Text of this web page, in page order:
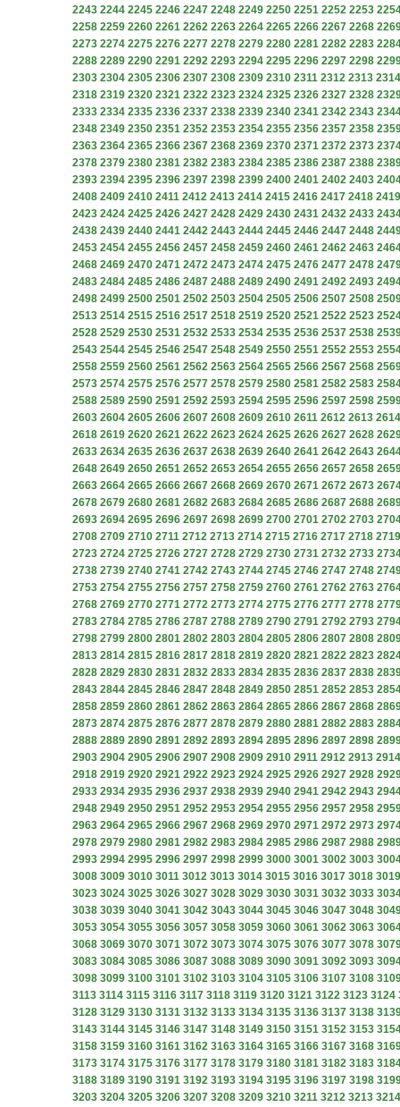
2243 2244 2245 2246 2247 2248 2249 2250 2251 2252 2253
2258 2259 2260 2261 2262 2263 2264 2265 2266 2267 2268
2273 2274 2275 2276 2277 2278 2279 2280 2281 2282 2283
2288 2289 2290 2291 2292 2293 2294 2295 2296 2297 2298
2303 2304 2305 2306 2307 2308 2309 2310 2311 2312 2313 2314
2318 2319 2320 2321 2322 2323 2324 2325 2326 2327 2328
2333 2334 2335 2336 2337 2338 2339 2340 2341 2342 2343
2348 2349 2350 2351 2352 2353 2354 2355 2356 2357 2358
2363 2364 2365 2366 2367 2368 2369 2370 2371 2372 2373
2378 2379 2380 2381 2382 2383 2384 2385 2386 2387 2388
2393 2394 2395 2396 2397 2398 2399 2400 2401 2402 2403
2408 2409 2410 2411 2412 2413 2414 2415 2416 2417 2418 2419
2423 2424 2425 2426 2427 2428 2429 2430 2431 2432 2433
2438 2439 2440 2441 2442 2443 2444 2445 2446 2447 2448
2453 2454 2455 2456 2457 2458 2459 2460 2461 2462 2463
2468 2469 2470 2471 2472 2473 2474 2475 2476 2477 2478
2483 2484 2485 2486 2487 2488 2489 2490 2491 2492 2493
2498 2499 2500 2501 2502 2503 2504 2505 2506 2507 2508
2513 2514 2515 2516 2517 2518 2519 2520 2521 2522 2523
2528 2529 2530 2531 2532 2533 2534 2535 2536 2537 2538
2543 2544 2545 2546 2547 2548 2549 2550 2551 2552 2553
2558 2559 2560 2561 2562 2563 2564 2565 2566 2567 2568
2573 2574 2575 2576 2577 2578 2579 2580 2581 2582 2583
2588 2589 2590 2591 2592 2593 2594 2595 2596 2597 2598
2603 2604 2605 2606 2607 2608 2609 2610 2611 2612 2613 2614
2618 2619 2620 2621 2622 2623 2624 2625 2626 2627 2628
2633 2634 2635 2636 2637 2638 2639 2640 2641 2642 2643
2648 2649 2650 2651 2652 2653 2654 2655 2656 2657 2658
2663 2664 2665 2666 2667 2668 2669 2670 2671 2672 2673
2678 2679 2680 2681 2682 2683 2684 2685 2686 2687 2688
2693 2694 2695 2696 2697 2698 2699 2700 2701 2702 2703
2708 2709 2710 2711 2712 2713 2714 2715 2716 2717 2718 2719
2723 2724 2725 2726 2727 2728 2729 2730 2731 2732 2733
2738 2739 2740 2741 2742 2743 2744 2745 2746 2747 2748
2753 2754 2755 2756 2757 2758 2759 2760 2761 2762 2763
2768 2769 2770 2771 2772 2773 2774 2775 2776 2777 2778
2783 2784 2785 2786 2787 2788 2789 2790 2791 2792 2793
2798 2799 2800 2801 2802 2803 2804 2805 2806 2807 2808
2813 2814 2815 2816 2817 2818 2819 2820 2821 2822 2823
2828 2829 2830 2831 2832 2833 2834 2835 2836 2837 2838
2843 2844 2845 2846 2847 2848 2849 2850 2851 2852 2853
2858 2859 2860 2861 2862 2863 2864 2865 2866 2867 2868
2873 2874 2875 2876 2877 2878 2879 2880 2881 2882 2883
2888 2889 2890 2891 2892 2893 2894 2895 2896 2897 2898
2903 2904 2905 2906 2907 2908 2909 2910 2911 2912 2913 2914
2918 2919 2920 2921 2922 2923 2924 2925 2926 2927 2928
2933 2934 2935 2936 2937 2938 2939 2940 2941 2942 2943
2948 2949 2950 2951 2952 2953 2954 2955 2956 2957 2958
2963 2964 2965 2966 2967 2968 2969 2970 2971 2972 2973
2978 2979 2980 2981 2982 2983 2984 2985 2986 2987 2988
2993 2994 2995 2996 2997 2998 2999 3000 3001 3002 3003
3008 3009 3010 3011 3012 3013 3014 3015 3016 3017 3018 3019
3023 3024 3025 3026 3027 3028 3029 3030 3031 3032 3033
3038 3039 3040 3041 3042 3043 3044 3045 3046 3047 3048
3053 3054 3055 3056 3057 3058 3059 3060 3061 3062 3063
3068 3069 3070 3071 3072 3073 3074 3075 3076 3077 3078
3083 3084 3085 3086 3087 3088 3089 3090 3091 3092 3093
3098 3099 3100 3101 3102 3103 3104 3105 3106 3107 3108
3113 3114 3115 3116 3117 3118 3119 3120 3121 3122 3123 3124
3128 3129 3130 3131 3132 3133 3134 3135 3136 3137 3138
3143 3144 3145 3146 3147 3148 3149 3150 3151 3152 3153
3158 3159 3160 3161 3162 3163 3164 3165 3166 3167 3168
3173 3174 3175 3176 3177 3178 3179 3180 3181 3182 3183
3188 3189 3190 3191 3192 3193 3194 3195 3196 3197 3198
3203 3204 3205 3206 3207 3208 3209 3210 3211 3212 3213 3214